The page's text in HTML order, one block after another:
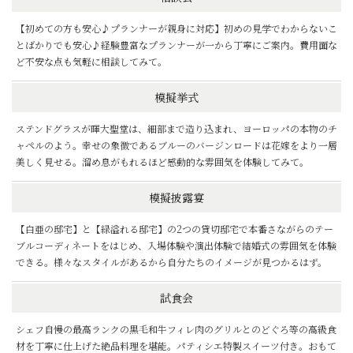
【初めての方も安心♪プランナーが親身に対応】初めの見学でわからないこ
とばかりでも安心♪経験豊富なプランナーが一から丁寧にご案内。費用面な
ど不安な点も気軽に相談してみて。
模擬挙式
ステンドグラスが暉大聖堂は、細部まで造り込まれ、ヨーロッパの本物のチ
ャペルのよう。幸せの象徴であるブルーのバージンロードは花嫁をより一層
美しく見せる。溜め息がもれるほど感動的な雰囲気を体験してみて。
模擬披露宴
【白亜の邸宅】と【緑溢れる邸宅】の2つの貸切邸宅で本番さながらのテー
ブルコーディネートをはじめ、入場体験や演出体験で結婚式の雰囲気を体験
できる。様々なスタイルがあるから自分たちのイメージが見つかるはず。
試食会
シェフ自慢の最高ランクの黒毛和牛フィレ肉のグリルとのどぐろ等の高級食
材を丁寧に仕上げた絶品料理を堪能。パティシエ特製スイーツ付き。おもて